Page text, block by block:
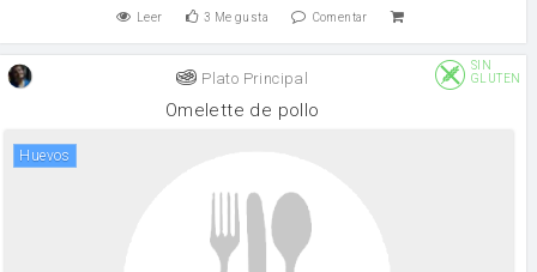
Leer 3 Me gusta Comentar
Plato Principal
SIN
GLUTEN
Omelette de pollo
huevos